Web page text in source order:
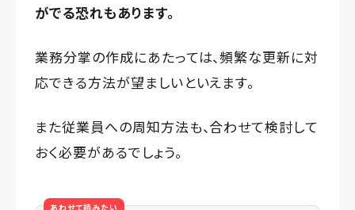
がでる恐れもあります。
業務分掌の作成にあたっては、頻繁な更新に対
応できる方法が望ましいといえます。
また従業員への周知方法も、合わせて検討して
おく必要があるでしょう。
あわせて読みたい